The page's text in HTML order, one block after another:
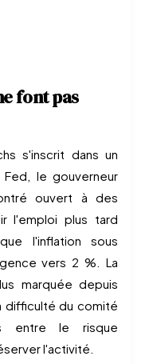
font pas
s'inscrit dans un
le gouverneur
ouvert à des
l'emploi plus tard
l'inflation sous
vers 2 %. La
marquée depuis
difficulté du comité
entre le risque
l'activité.